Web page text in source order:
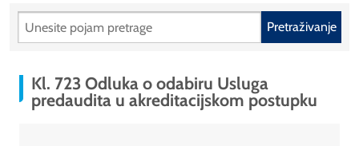
Pretraživanje
Kl. 723 Odluka o odabiru Usluga
predaudita u akreditacijskom postupku